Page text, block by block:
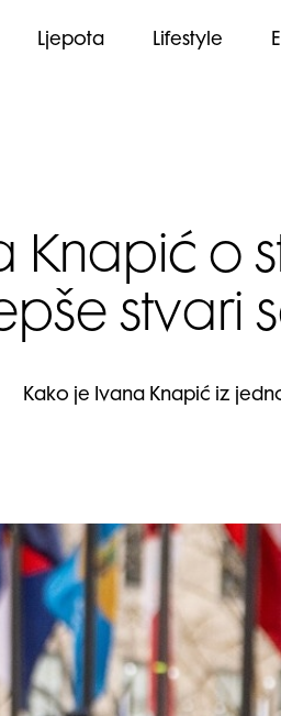
Ljepota Lifestyle
Knapić o
stvari
Kako je Ivana Knapić iz